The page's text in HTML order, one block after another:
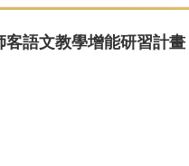
語文教學增能研習計畫